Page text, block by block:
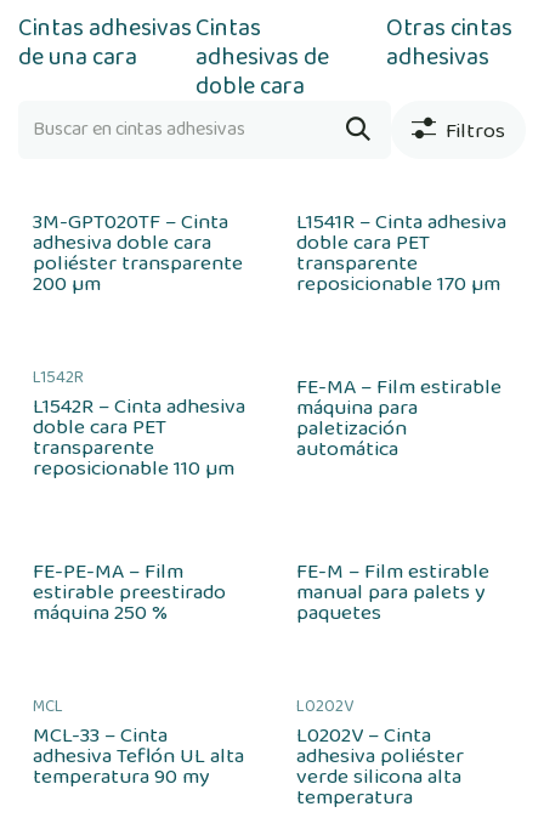
Cintas adhesivas
de una cara
Cintas
adhesivas de
doble cara
Otras cintas
adhesivas
Filtros
3M-GPT020TF – Cinta
adhesiva doble cara
poliéster transparente
200 µm
L1541R – Cinta adhesiva
doble cara PET
transparente
reposicionable 170 µm
L1542R
L1542R – Cinta adhesiva
doble cara PET
transparente
reposicionable 110 µm
FE-MA – Film estirable
máquina para
paletización
automática
FE-PE-MA – Film
estirable preestirado
máquina 250 %
FE-M – Film estirable
manual para palets y
paquetes
MCL
MCL-33 – Cinta
adhesiva Teflón UL alta
temperatura 90 my
L0202V
L0202V – Cinta
adhesiva poliéster
verde silicona alta
temperatura